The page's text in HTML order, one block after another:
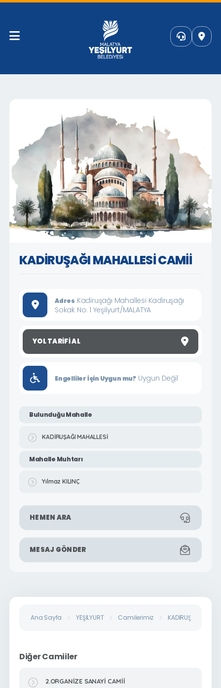
KADİRUŞAĞI MAHALLESİ CAMİİ
Adres Kadiruşağı Mahallesi Kadiruşağı
Sokak No: 1 Yeşilyurt/MALATYA
YOL TARIFI AL
Engelliler İçin Uygun mu? Uygun Değil
Bulunduğu Mahalle
KADİRUŞAĞI MAHALLESİ
Mahalle Muhtarı
Yılmaz KILINÇ
HEMEN ARA
MESAJ GÖNDER
Ana Sayfa YEŞİLYURT Camilerimiz KADİRUŞAĞI
Diğer Camiiler
2.ORGANİZE SANAYİ CAMİİ